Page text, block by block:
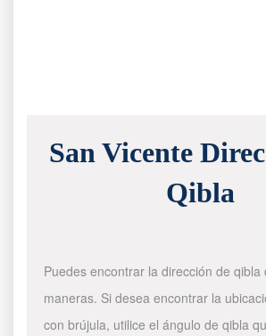
San Vicente
Qibla
Puedes encontrar la dirección de qibla
maneras. Si desea encontrar la
con brújula, utilice el ángulo de qibla